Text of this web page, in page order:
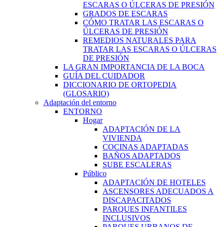
ESCARAS O ÚLCERAS DE PRESIÓN
GRADOS DE ESCARAS
CÓMO TRATAR LAS ESCARAS O
ÚLCERAS DE PRESIÓN
REMEDIOS NATURALES PARA
TRATAR LAS ESCARAS O ÚLCERAS
DE PRESIÓN
LA GRAN IMPORTANCIA DE LA BOCA
GUÍA DEL CUIDADOR
DICCIONARIO DE ORTOPEDIA
(GLOSARIO)
Adaptación del entorno
ENTORNO
Hogar
ADAPTACIÓN DE LA
VIVIENDA
COCINAS ADAPTADAS
BAÑOS ADAPTADOS
SUBE ESCALERAS
Público
ADAPTACIÓN DE HOTELES
ASCENSORES ADECUADOS A
DISCAPACITADOS
PARQUES INFANTILES
INCLUSIVOS